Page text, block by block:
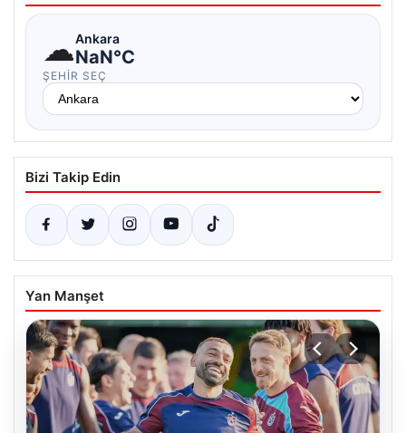
☁Ankara
NaN°C
ŞEHIR SEÇ
Bizi Takip Edin
Yan Manşet